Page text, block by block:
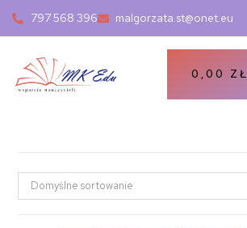
797 568 396 malgorzata.st@onet.eu
0,00 ZŁ
Domyślne sortowanie